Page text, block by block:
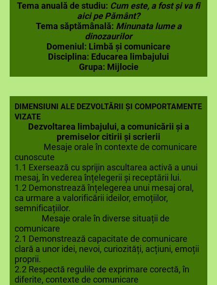
Tema anuală de studiu: Cum este, a fost și va fi
aici pe Pământ?
Tema săptămânală: Minunata lume a
dinozaurilor
Domeniul: Limbă și comunicare
Disciplina: Educarea limbajului
Grupa: Mijlocie
DIMENSIUNI ALE DEZVOLTĂRII ȘI COMPORTAMENTE
VIZATE
Dezvoltarea limbajului, a comunicării și a
premiselor citirii și scrierii
Mesaje orale în contexte de comunicare
cunoscute
1.1 Exersează cu sprijin ascultarea activă a unui
mesaj, în vederea înțelegerii și receptării lui.
1.2 Demonstrează înțelegerea unui mesaj oral,
ca urmare a valorificării ideilor, emoțiilor,
semnificațiilor.
Mesaje orale în diverse situații de
comunicare
2.1 Demonstrează capacitate de comunicare
clară a unor idei, nevoi, curiozități, acțiuni, emoții
proprii.
2.2 Respectă regulile de exprimare corectă, în
diferite, contexte de comunicare